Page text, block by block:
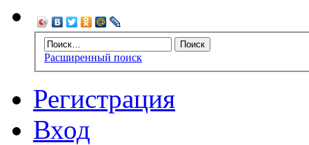
Расширенный поиск
Регистрация
Вход